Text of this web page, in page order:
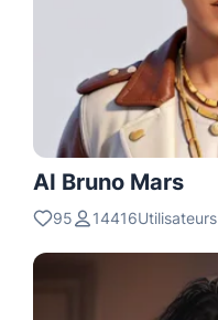
AI Bruno Mars
95 14416Utilisateurs